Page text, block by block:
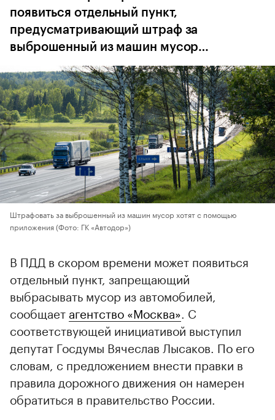
появиться отдельный пункт,
предусматривающий штраф за
выброшенный из машин мусор…
Штрафовать за выброшенный из машин мусор хотят с помощью
приложения(Фото: ГК «Автодор»)
В ПДД в скором времени может появиться
отдельный пункт, запрещающий
выбрасывать мусор из автомобилей,
сообщает агентство «Москва» . С
соответствующей инициативой выступил
депутат Госдумы Вячеслав Лысаков. По его
словам, с предложением внести правки в
правила дорожного движения он намерен
обратиться в правительство России.